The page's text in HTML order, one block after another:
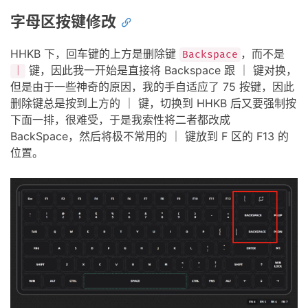
字母区按键修改
HHKB 下，回车键的上方是删除键 Backspace ，而不是
键，因此我一开始是直接将 Backspace 跟 ｜ 键对换，
但是由于一些神奇的原因，我的手自适应了 75 按键，因此
删除键总是按到上方的 ｜ 键，切换到 HHKB 后又要强制按
下面一排，很难受，于是我索性将二者都改成
BackSpace，然后将极不常用的 ｜ 键放到 F 区的 F13 的
位置。